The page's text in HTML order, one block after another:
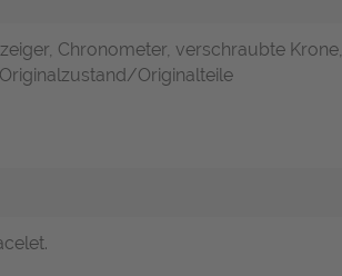
Chronometer, verschraubte Krone,
Originalteile